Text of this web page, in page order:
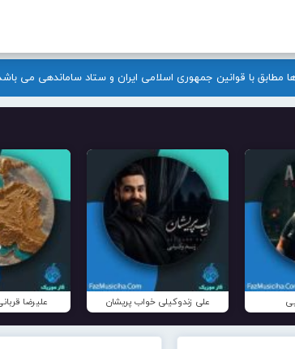
مطابق با قوانین جمهوری اسلامی ایران و ستاد ساماندهی می
علی زندوکیلی خواب پریشان علیرضا